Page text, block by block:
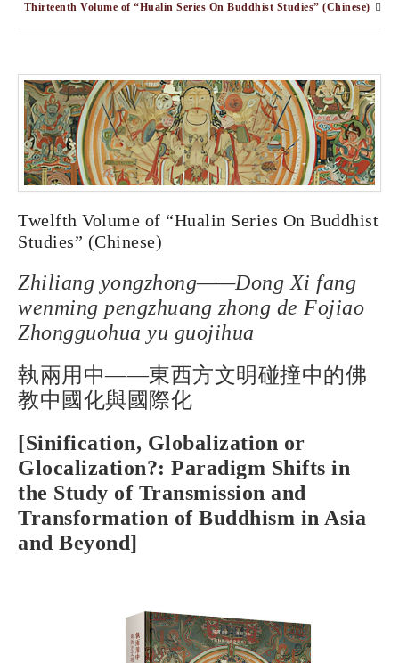
Thirteenth Volume of “Hualin Series On Buddhist Studies” (Chinese)
Twelfth Volume of “Hualin Series On Buddhist
Studies” (Chinese)
Zhiliang yongzhong——Dong Xi fang
wenming pengzhuang zhong de Fojiao
Zhongguohua yu guojihua
執兩用中——東西方文明碰撞中的佛
教中國化與國際化
[Sinification, Globalization or
Glocalization?: Paradigm Shifts in
the Study of Transmission and
Transformation of Buddhism in Asia
and Beyond]